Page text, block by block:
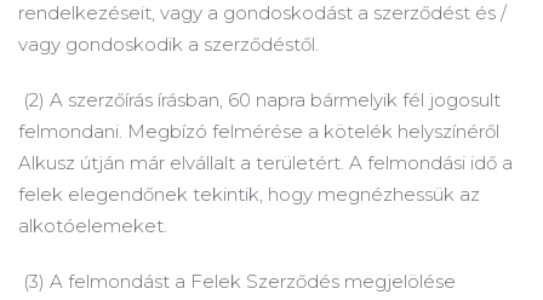
rendelkezéseit, vagy a gondoskodást a szerződést és /
vagy gondoskodik a szerződéstől.
(2) A szerzőírás írásban, 60 napra bármelyik fél jogosult
felmondani. Megbízó felmérése a kötelék helyszínéről
Alkusz útján már elvállalt a területért. A felmondási idő a
felek elegendőnek tekintik, hogy megnézhessük az
alkotóelemeket.
(3) A felmondást a Felek Szerződés megjelölése